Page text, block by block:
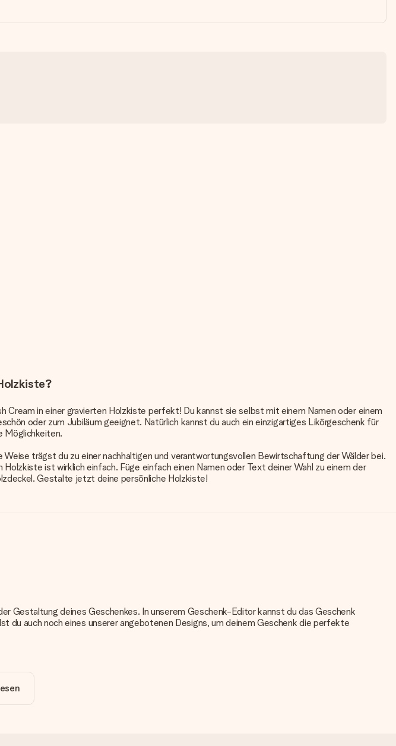
in einer gravierten Holzkiste perfekt! Du kannst sie selbst mit einem Namen oder einem
oder zum Jubiläum geeignet. Natürlich kannst du auch ein einzigartiges Likörgeschenk für
Möglichkeiten.
trägst du zu einer nachhaltigen und verantwortungsvollen Bewirtschaftung der Wälder bei.
ist wirklich einfach. Füge einfach einen Namen oder Text deiner Wahl zu einem der
Gestalte jetzt deine persönliche Holzkiste!
Gestaltung deines Geschenkes. In unserem Geschenk-Editor kannst du das Geschenk
auch noch eines unserer angebotenen Designs, um deinem Geschenk die perfekte
qualitativ hochwertige Fotos zu verwenden. Wenn du dir nicht sicher bist, ob dein Bild die